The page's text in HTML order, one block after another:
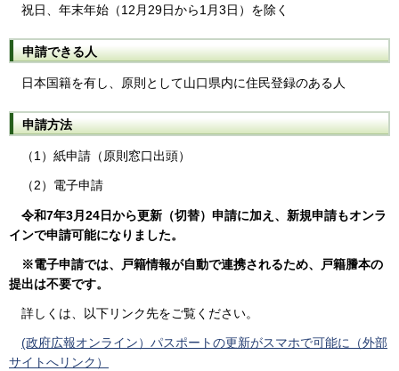
祝日、年末年始（12月29日から1月3日）を除く
申請できる人
日本国籍を有し、原則として山口県内に住民登録のある人
申請方法
（1）紙申請（原則窓口出頭）
（2）電子申請
令和7年3月24日から更新（切替）申請に加え、新規申請もオンラ
インで申請可能になりました。
※電子申請では、戸籍情報が自動で連携されるため、戸籍謄本の
提出は不要です。
詳しくは、以下リンク先をご覧ください。
(政府広報オンライン）パスポートの更新がスマホで可能に（外部
サイトへリンク）